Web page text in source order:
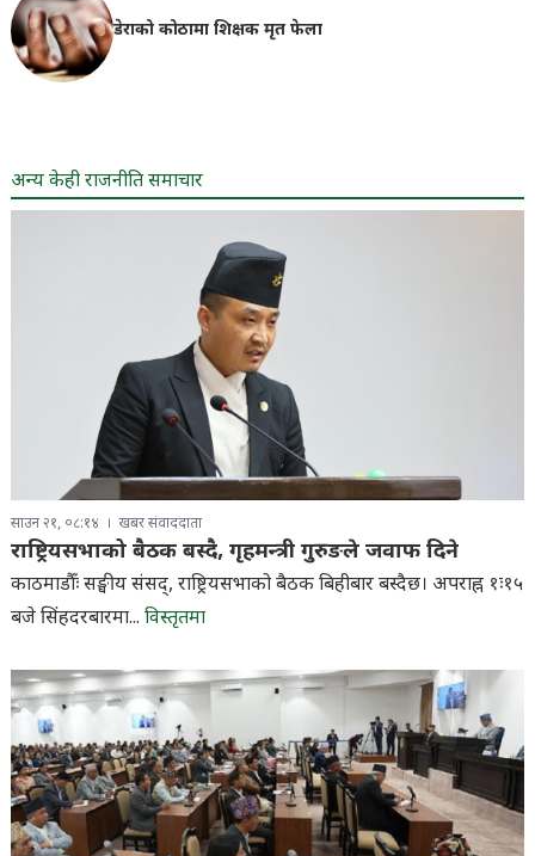
डेराको कोठामा शिक्षक मृत फेला
अन्य केही राजनीति समाचार
साउन २१, ०८:१४ खबर संवाददाता
राष्ट्रियसभाको बैठक बस्दै, गृहमन्त्री गुरुङले जवाफ दिने
काठमाडौँः सङ्घीय संसद्, राष्ट्रियसभाको बैठक बिहीबार बस्दैछ। अपराह्न १ः१५
बजे सिंहदरबारमा... विस्तृतमा